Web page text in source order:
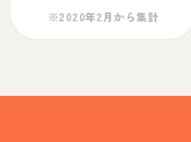
※2020年2月から集計